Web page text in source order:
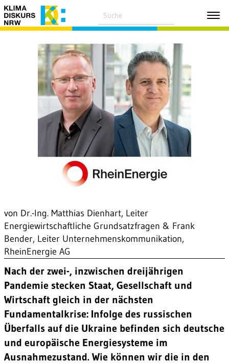
von Dr.-Ing. Matthias Dienhart, Leiter
Energiewirtschaftliche Grundsatzfragen & Frank
Bender, Leiter Unternehmenskommunikation,
RheinEnergie AG
Nach der zwei-, inzwischen dreijährigen
Pandemie stecken Staat, Gesellschaft und
Wirtschaft gleich in der nächsten
Fundamentalkrise: Infolge des russischen
Überfalls auf die Ukraine befinden sich deutsche
und europäische Energiesysteme im
Ausnahmezustand. Wie können wir die in den